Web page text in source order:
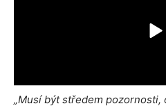
„Musí být středem pozornosti,